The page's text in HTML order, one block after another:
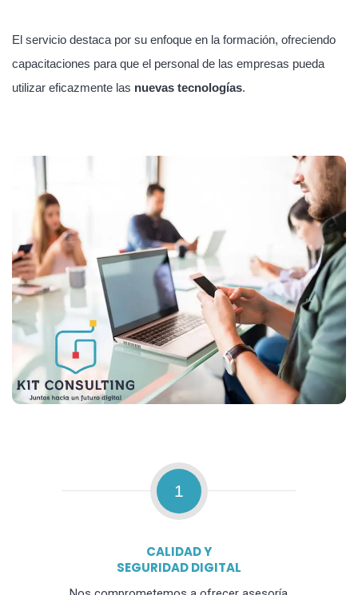
El servicio destaca por su enfoque en la formación, ofreciendo
capacitaciones para que el personal de las empresas pueda
utilizar eficazmente las nuevas tecnologías.
1
CALIDAD Y
SEGURIDAD DIGITAL